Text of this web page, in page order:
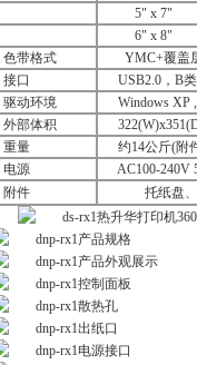
5" x
6" x
色带格式
接口
驱动环境
Windows XP
外部体积
重量
约14
电源
附件
托纸盘、